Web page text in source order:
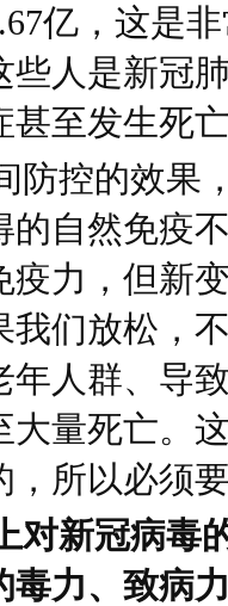
亿，这是
些人是新冠
甚至发生死
防控的效果
的自然免疫
疫力，但新
们放松，
年人群、导
大量死亡。
，所以必须
对新冠病毒
毒力、致病